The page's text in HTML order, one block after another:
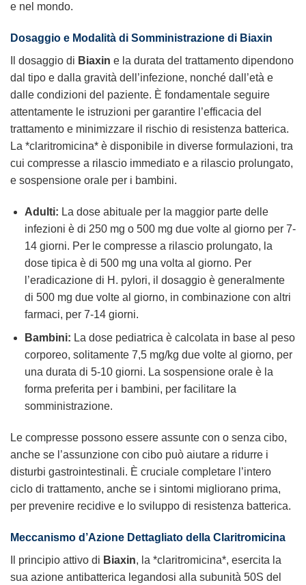
e nel mondo.
Dosaggio e Modalità di Somministrazione di Biaxin
Il dosaggio di Biaxin e la durata del trattamento dipendono
dal tipo e dalla gravità dell’infezione, nonché dall’età e
dalle condizioni del paziente. È fondamentale seguire
attentamente le istruzioni per garantire l’efficacia del
trattamento e minimizzare il rischio di resistenza batterica.
La *claritromicina* è disponibile in diverse formulazioni, tra
cui compresse a rilascio immediato e a rilascio prolungato,
e sospensione orale per i bambini.
Adulti: La dose abituale per la maggior parte delle
infezioni è di 250 mg o 500 mg due volte al giorno per 7-
14 giorni. Per le compresse a rilascio prolungato, la
dose tipica è di 500 mg una volta al giorno. Per
l’eradicazione di H. pylori, il dosaggio è generalmente
di 500 mg due volte al giorno, in combinazione con altri
farmaci, per 7-14 giorni.
Bambini: La dose pediatrica è calcolata in base al peso
corporeo, solitamente 7,5 mg/kg due volte al giorno, per
una durata di 5-10 giorni. La sospensione orale è la
forma preferita per i bambini, per facilitare la
somministrazione.
Le compresse possono essere assunte con o senza cibo,
anche se l’assunzione con cibo può aiutare a ridurre i
disturbi gastrointestinali. È cruciale completare l’intero
ciclo di trattamento, anche se i sintomi migliorano prima,
per prevenire recidive e lo sviluppo di resistenza batterica.
Meccanismo d’Azione Dettagliato della Claritromicina
Il principio attivo di Biaxin, la *claritromicina*, esercita la
sua azione antibatterica legandosi alla subunità 50S del